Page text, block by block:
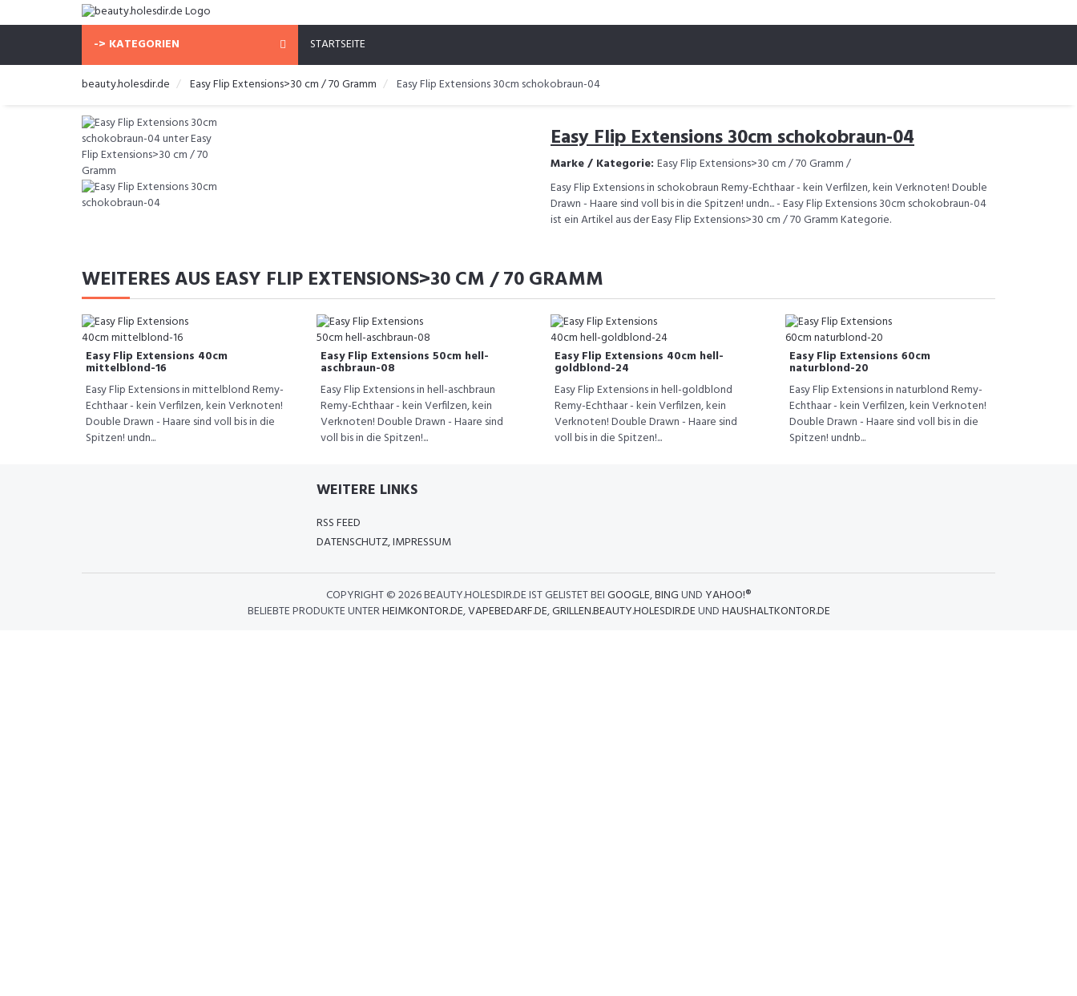
-> KATEGORIEN STARTSEITE
beauty.holesdir.de Easy Flip Extensions>30 cm / 70 Gramm Easy Flip Extensions 30cm schokobraun-04
Easy Flip Extensions 30cm schokobraun-04
Marke / Kategorie: Easy Flip Extensions>30 cm / 70 Gramm /
Easy Flip Extensions in schokobraun Remy-Echthaar - kein Verfilzen, kein Verknoten! Double
Drawn - Haare sind voll bis in die Spitzen! undn... - Easy Flip Extensions 30cm schokobraun-04
ist ein Artikel aus der Easy Flip Extensions>30 cm / 70 Gramm Kategorie.
WEITERES AUS EASY FLIP EXTENSIONS>30 CM / 70 GRAMM
Easy Flip Extensions 40cm
mittelblond-16
Easy Flip Extensions in mittelblond Remy-
Echthaar - kein Verfilzen, kein Verknoten!
Double Drawn - Haare sind voll bis in die
Spitzen! undn...
Easy Flip Extensions 50cm hell-
aschbraun-08
Easy Flip Extensions in hell-aschbraun
Remy-Echthaar - kein Verfilzen, kein
Verknoten! Double Drawn - Haare sind
voll bis in die Spitzen!...
Easy Flip Extensions 40cm hell-
goldblond-24
Easy Flip Extensions in hell-goldblond
Remy-Echthaar - kein Verfilzen, kein
Verknoten! Double Drawn - Haare sind
voll bis in die Spitzen!...
Easy Flip Extensions 60cm
naturblond-20
Easy Flip Extensions in naturblond Remy-
Echthaar - kein Verfilzen, kein Verknoten!
Double Drawn - Haare sind voll bis in die
Spitzen! undnb...
WEITERE LINKS
RSS FEED
DATENSCHUTZ, IMPRESSUM
COPYRIGHT ©2026 BEAUTY.HOLESDIR.DE IST GELISTET BEIGOOGLE,BINGUND YAHOO!®
BELIEBTE PRODUKTE UNTERHEIMKONTOR.DE,VAPEBEDARF.DE,GRILLEN.BEAUTY.HOLESDIR.DEUNDHAUSHALTKONTOR.DE